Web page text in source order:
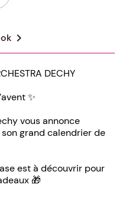
chevron_right
DECHY
✨
vous annonce
grand calendrier de
est à découvrir pour
🎁